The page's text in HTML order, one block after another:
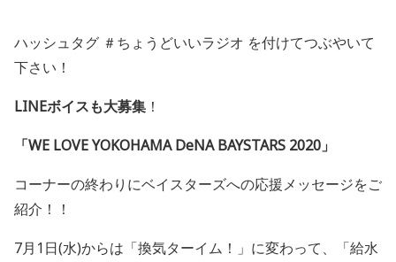
ハッシュタグ ＃ちょうどいいラジオ を付けてつぶやいて
下さい！
LINEボイスも大募集 ！
「WE LOVE YOKOHAMA DeNA BAYSTARS 2020」
コーナーの終わりにベイスターズへの応援メッセージをご
紹介！！
7月1日(水)からは「換気ターイム！」に変わって、「給水